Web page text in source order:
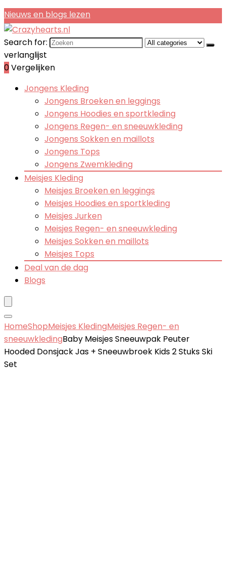
Nieuws en blogs lezen
Search for:
verlanglijst
0Vergelijken
Jongens Kleding
Jongens Broeken en leggings
Jongens Hoodies en sportkleding
Jongens Regen- en sneeuwkleding
Jongens Sokken en maillots
Jongens Tops
Jongens Zwemkleding
Meisjes Kleding
Meisjes Broeken en leggings
Meisjes Hoodies en sportkleding
Meisjes Jurken
Meisjes Regen- en sneeuwkleding
Meisjes Sokken en maillots
Meisjes Tops
Deal van de dag
Blogs
HomeShopMeisjes KledingMeisjes Regen- en
sneeuwkledingBaby Meisjes Sneeuwpak Peuter
Hooded Donsjack Jas + Sneeuwbroek Kids 2 Stuks Ski
Set